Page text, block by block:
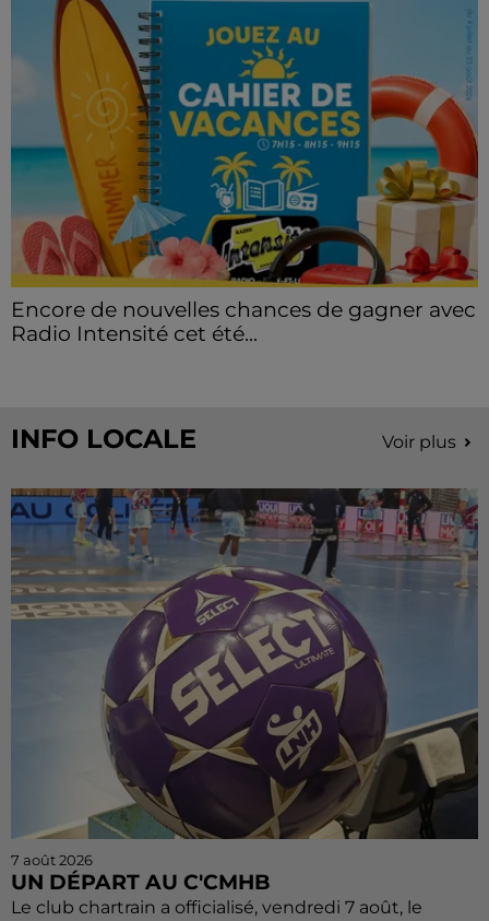
Encore de nouvelles chances de gagner avec
Radio Intensité cet été...
INFO LOCALE Voir plus
7 août 2026
UN DÉPART AU C'CMHB
Le club chartrain a officialisé, vendredi 7 août, le